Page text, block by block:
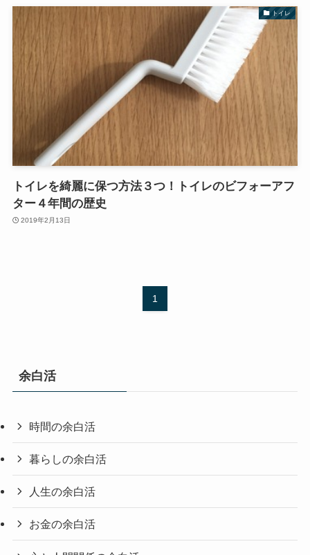
トイレ
トイレを綺麗に保つ方法３つ！トイレのビフォーアフ
ター４年間の歴史
2019年2月13日
1
余白活
時間の余白活
暮らしの余白活
人生の余白活
お金の余白活